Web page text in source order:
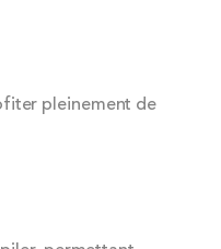
pleinement de